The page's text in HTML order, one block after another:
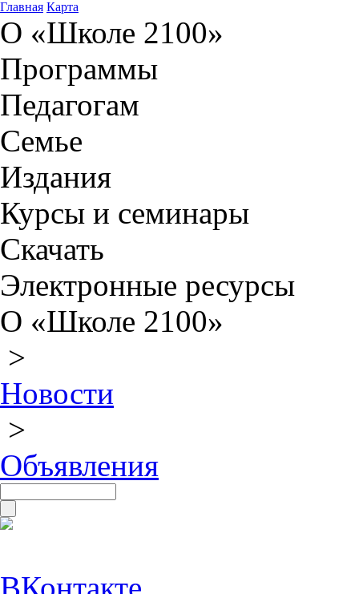
Главная Карта
О «Школе 2100»
Программы
Педагогам
Семье
Издания
Курсы и семинары
Скачать
Электронные ресурсы
О «Школе 2100»
>
Новости
>
Объявления